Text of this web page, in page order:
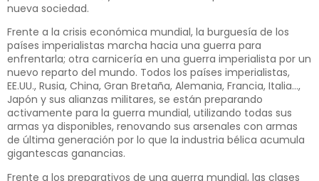
nueva sociedad.
Frente a la crisis económica mundial, la burguesía de los
países imperialistas marcha hacia una guerra para
enfrentarla; otra carnicería en una guerra imperialista por un
nuevo reparto del mundo. Todos los países imperialistas,
EE.UU., Rusia, China, Gran Bretaña, Alemania, Francia, Italia…,
Japón y sus alianzas militares, se están preparando
activamente para la guerra mundial, utilizando todas sus
armas ya disponibles, renovando sus arsenales con armas
de última generación por lo que la industria bélica acumula
gigantescas ganancias.
Frente a los preparativos de una guerra mundial, las clases